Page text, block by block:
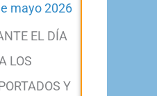
mayo 2026
EL DÍA
LOS
Y